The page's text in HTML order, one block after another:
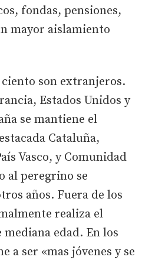
fondas, pensiones,
mayor aislamiento
son extranjeros.
Estados Unidos y
se mantiene el
Cataluña,
Vasco, y Comunidad
al peregrino se
años. Fuera de los
realiza el
edad. En los
a ser «mas jóvenes y se